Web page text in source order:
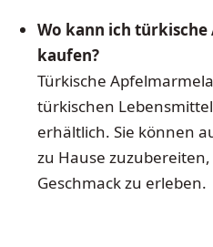
Wo kann ich
kaufen?
Türkische
türkischen
erhältlich. Sie können
zu Hause
Geschmack zu erleben.